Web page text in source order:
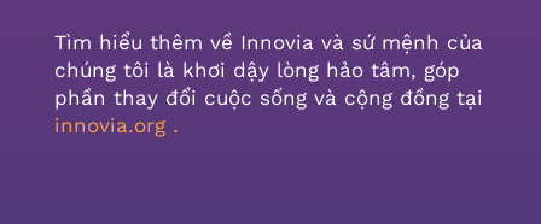
Tìm hiểu thêm về Innovia và sứ mệnh của
chúng tôi là khơi dậy lòng hảo tâm, góp
phần thay đổi cuộc sống và cộng đồng tại
innovia.org.